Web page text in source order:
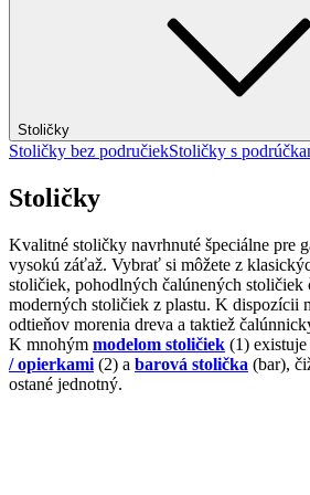
Stoličky
Stoličky bez područiekStoličky s
Stoličky
Kvalitné stoličky navrhnuté špeciálne pre
vysokú záťaž. Vybrať si môžete z
stoličiek, pohodlných čalúnených stoličiek
moderných stoličiek z plastu. K dispozícii
odtieňov morenia dreva a taktiež
K mnohým modelom stoličiek (1)
/ opierkami (2) a barová stolička (bar),
ostané jednotný.